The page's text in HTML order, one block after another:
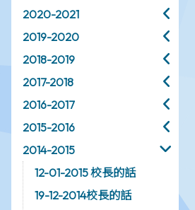
2020-2021
2019-2020
2018-2019
2017-2018
2016-2017
2015-2016
2014-2015
12-01-2015 校長的話
19-12-2014校長的話